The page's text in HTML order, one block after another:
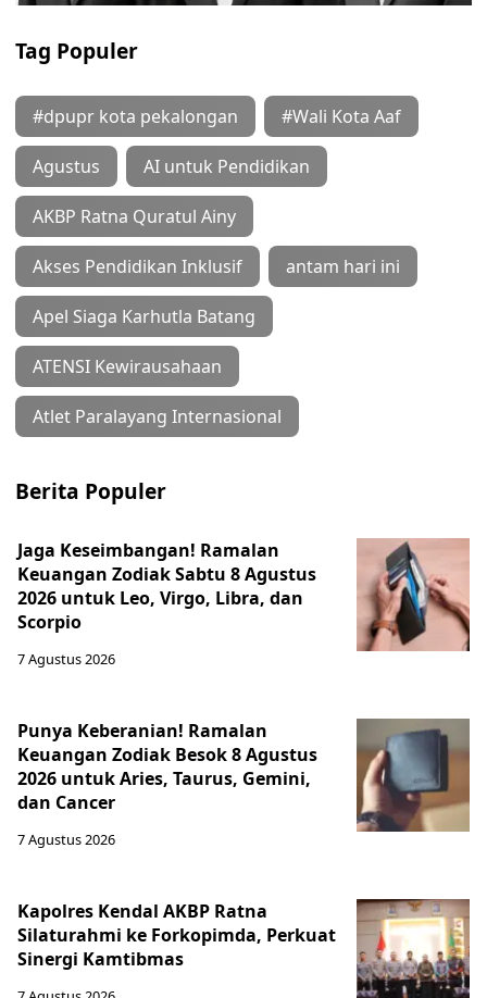
Tag Populer
#dpupr kota pekalongan #Wali Kota Aaf
Agustus AI untuk Pendidikan
AKBP Ratna Quratul Ainy
Akses Pendidikan Inklusif antam hari ini
Apel Siaga Karhutla Batang
ATENSI Kewirausahaan
Atlet Paralayang Internasional
Berita Populer
Jaga Keseimbangan! Ramalan
Keuangan Zodiak Sabtu 8 Agustus
2026 untuk Leo, Virgo, Libra, dan
Scorpio
7 Agustus 2026
Punya Keberanian! Ramalan
Keuangan Zodiak Besok 8 Agustus
2026 untuk Aries, Taurus, Gemini,
dan Cancer
7 Agustus 2026
Kapolres Kendal AKBP Ratna
Silaturahmi ke Forkopimda, Perkuat
Sinergi Kamtibmas